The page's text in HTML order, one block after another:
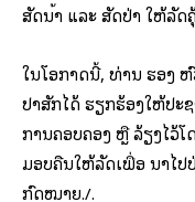
ສັດນໍ້າ ແລະ ສັດປ່າ ໃຫ້ລັດ
ໃນໂອກາດນີ້, ທ່ານ ຮອງ
ປາສັກໄດ້ ຮຽກຮ້ອງໃຫ້ປ
ການຄອບຄອງ ຫຼື ລ້ຽງໄວ້
ມອບຄືນໃຫ້ລັດເພື່ອ ນຳໄ
ກົດໝາຍ./.